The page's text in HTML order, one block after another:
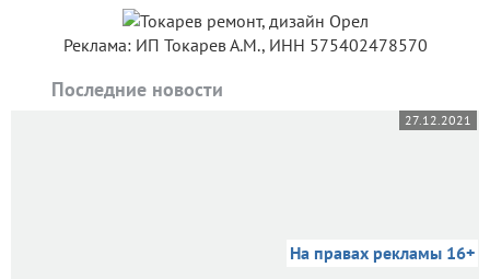
Реклама: ИП Токарев А.М., ИНН 575402478570
Последние новости
27.12.2021
На правах рекламы 16+